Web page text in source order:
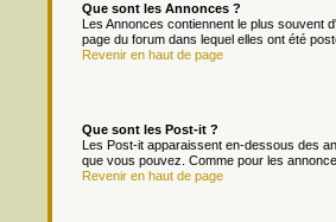
Que sont les Annonces ?
Les Annonces contiennent le plus souvent
page du forum dans lequel elles ont été
Revenir en haut de page
Que sont les Post-it ?
Les Post-it apparaissent en-dessous des
que vous pouvez. Comme pour les
Revenir en haut de page